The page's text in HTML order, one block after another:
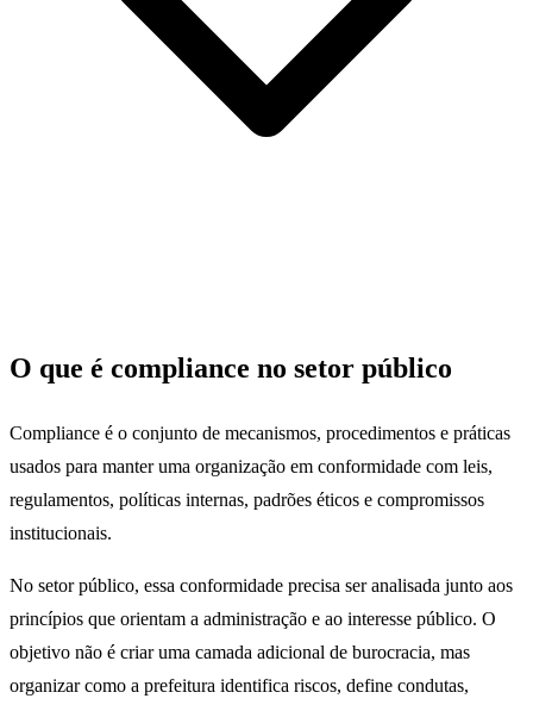
O que é compliance no setor público
Compliance é o conjunto de mecanismos, procedimentos e práticas
usados para manter uma organização em conformidade com leis,
regulamentos, políticas internas, padrões éticos e compromissos
institucionais.
No setor público, essa conformidade precisa ser analisada junto aos
princípios que orientam a administração e ao interesse público. O
objetivo não é criar uma camada adicional de burocracia, mas
organizar como a prefeitura identifica riscos, define condutas,